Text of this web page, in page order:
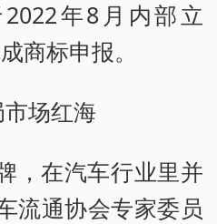
年8月内部立
商标申报。
场红海
，在汽车行业里并
流通协会专家委员